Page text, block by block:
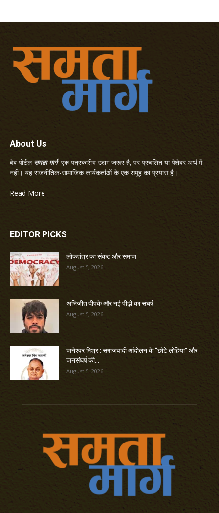
About Us
वेब पोर्टल समता मार्गएक पत्रकारीय उद्यम जरूर है, पर प्रचलित या पेशेवर अर्थ में
नहीं। यह राजनीतिक-सामाजिक कार्यकर्ताओं के एक समूह का प्रयास है।
Read More
EDITOR PICKS
लोकतंत्र का संकट और समाज
August 5, 2026
अभिजीत दीपके और नई पीढ़ी का संघर्ष
August 5, 2026
जनेश्वर मिश्र : समाजवादी आंदोलन के “छोटे लोहिया” और
जनसंघर्ष की...
August 5, 2026